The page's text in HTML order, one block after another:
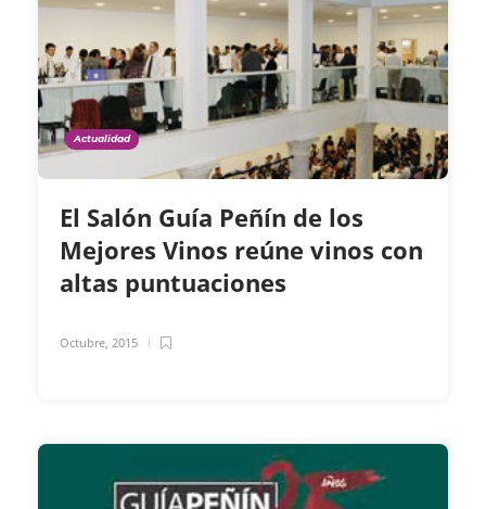
Actualidad
El Salón Guía Peñín de los
Mejores Vinos reúne vinos con
altas puntuaciones
Octubre, 2015